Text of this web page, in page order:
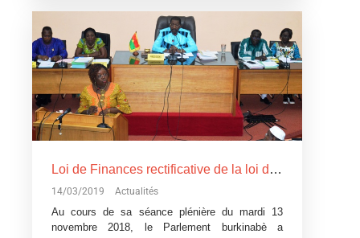
Loi de Finances rectificative de la loi de Finances pour l’exécution du budget 2018: Un réajustement pour tenir compte du contexte difficile
14/03/2019 Actualités
Au cours de sa séance plénière du mardi 13
novembre 2018, le Parlement burkinabè a